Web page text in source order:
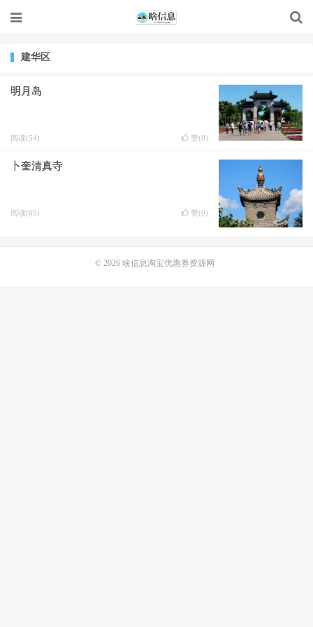
建华区
明月岛
阅读(54) 赞(0)
卜奎清真寺
阅读(69) 赞(0)
© 2026 啥信息淘宝优惠券资源网